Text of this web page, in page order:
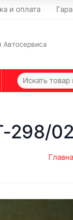
и оплата
Автосервиса
298/